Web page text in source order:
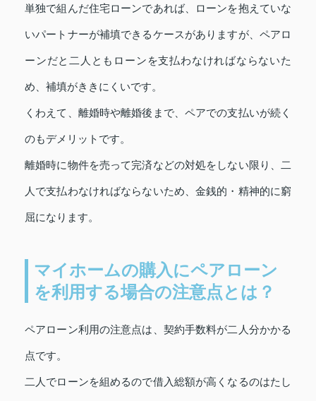
単独で組んだ住宅ローンであれば、ローンを抱えていな
いパートナーが補填できるケースがありますが、ペアロ
ーンだと二人ともローンを支払わなければならないた
め、補填がききにくいです。
くわえて、離婚時や離婚後まで、ペアでの支払いが続く
のもデメリットです。
離婚時に物件を売って完済などの対処をしない限り、二
人で支払わなければならないため、金銭的・精神的に窮
屈になります。
マイホームの購入にペアローン
を利用する場合の注意点とは？
ペアローン利用の注意点は、契約手数料が二人分かかる
点です。
二人でローンを組めるので借入総額が高くなるのはたし